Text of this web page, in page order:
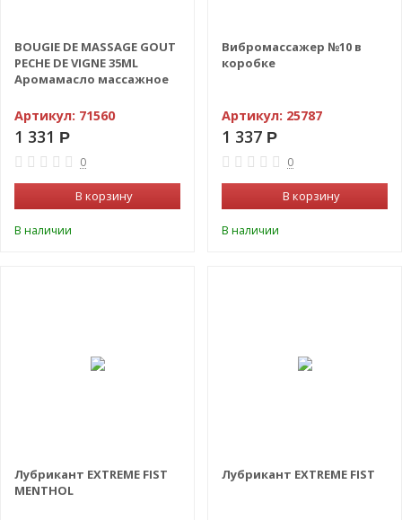
BOUGIE DE MASSAGE GOUT
PECHE DE VIGNE 35ML
Аромамасло массажное
Артикул: 71560
1 331 Р
0
В корзину
В наличии
Вибромассажер №10 в
коробке
Артикул: 25787
1 337 Р
0
В корзину
В наличии
Лубрикант EXTREME FIST
MENTHOL
Лубрикант EXTREME FIST